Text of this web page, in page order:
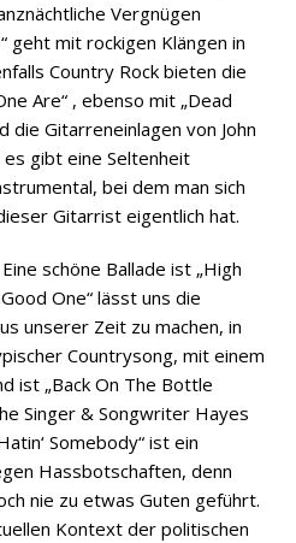
Vergnügen
geht mit rockigen Klängen in
Country Rock bieten die
Are“ , ebenso mit „Dead
die Gitarreneinlagen von John
gibt eine Seltenheit
bei dem man sich
Gitarrist eigentlich hat.
schöne Ballade ist „High
One“ lässt uns die
unserer Zeit zu machen, in
Countrysong, mit einem
ist „Back On The Bottle
Singer & Songwriter Hayes
Somebody“ ist ein
Hassbotschaften, denn
nie zu etwas Guten geführt.
Kontext der politischen